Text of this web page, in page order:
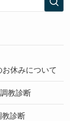
お休みについて
教診断
教診断